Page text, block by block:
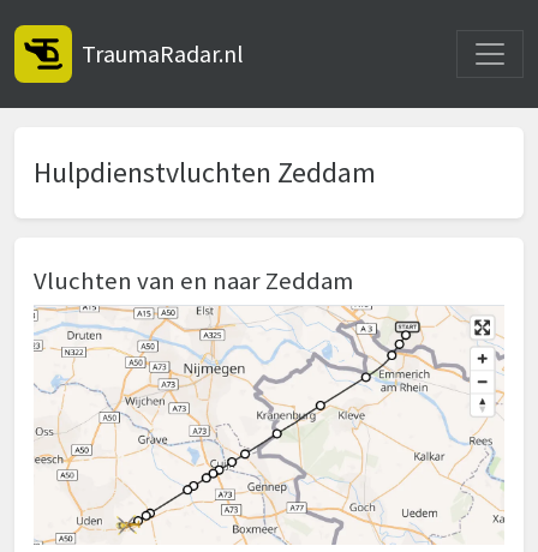
TraumaRadar.nl
Hulpdienstvluchten Zeddam
Vluchten van en naar Zeddam